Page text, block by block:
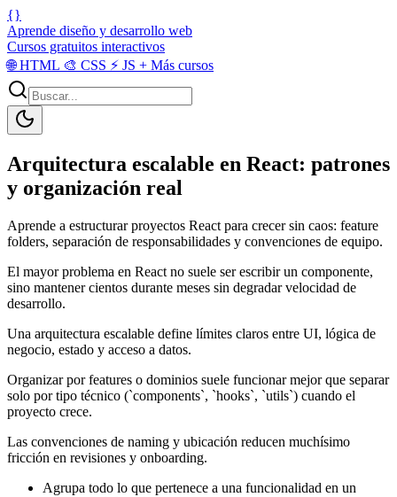
{}
Aprende diseño y desarrollo web
Cursos gratuitos interactivos
🌐HTML 🎨 CSS ⚡ JS + Más cursos
Arquitectura escalable en React: patrones
y organización real
Aprende a estructurar proyectos React para crecer sin caos: feature
folders, separación de responsabilidades y convenciones de equipo.
El mayor problema en React no suele ser escribir un componente,
sino mantener cientos durante meses sin degradar velocidad de
desarrollo.
Una arquitectura escalable define límites claros entre UI, lógica de
negocio, estado y acceso a datos.
Organizar por features o dominios suele funcionar mejor que separar
solo por tipo técnico (`components`, `hooks`, `utils`) cuando el
proyecto crece.
Las convenciones de naming y ubicación reducen muchísimo
fricción en revisiones y onboarding.
Agrupa todo lo que pertenece a una funcionalidad en un